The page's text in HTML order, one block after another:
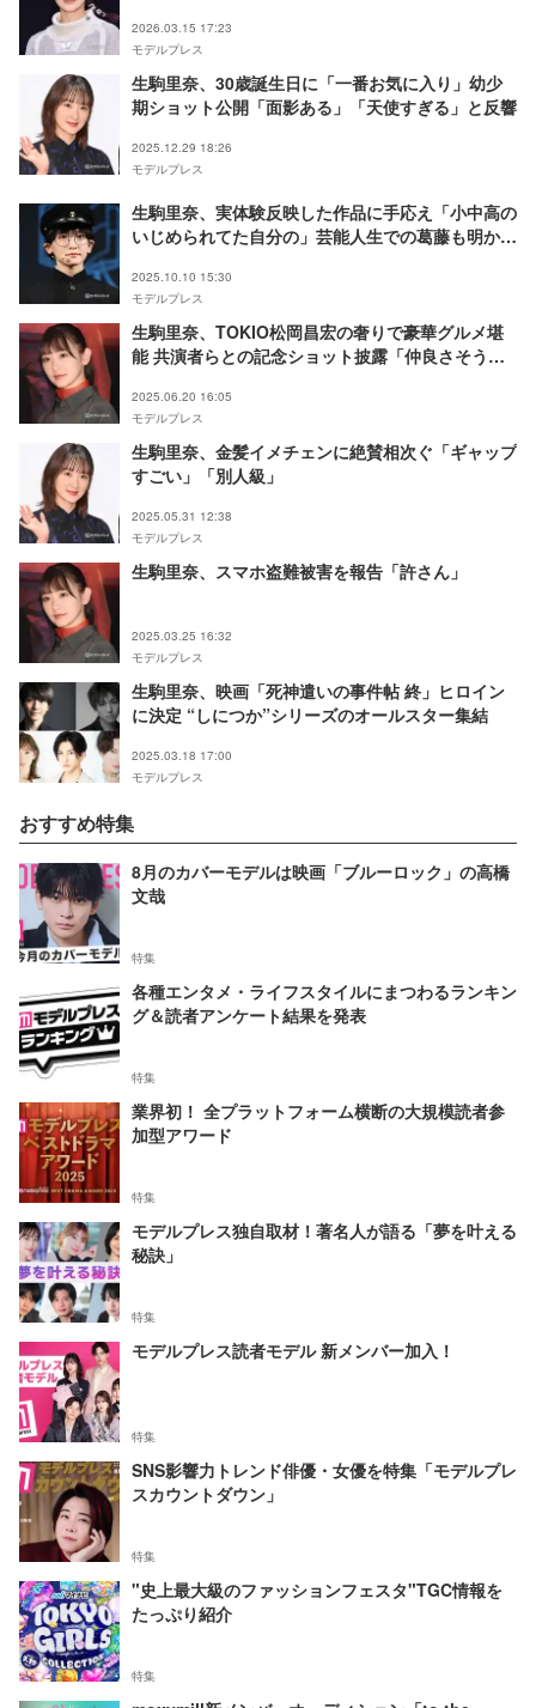
2026.03.15 17:23
モデルプレス
生駒里奈、30歳誕生日に「一番お気に入り」幼少
期ショット公開「面影ある」「天使すぎる」と反響
2025.12.29 18:26
モデルプレス
生駒里奈、実体験反映した作品に手応え「小中高の
いじめられてた自分の」芸能人生での葛藤も明かす
2025.10.10 15:30
モデルプレス
生駒里奈、TOKIO松岡昌宏の奢りで豪華グルメ堪
能 共演者らとの記念ショット披露「仲良さそうで
2025.06.20 16:05
モデルプレス
生駒里奈、金髪イメチェンに絶賛相次ぐ「ギャップ
すごい」「別人級」
2025.05.31 12:38
モデルプレス
生駒里奈、スマホ盗難被害を報告「許さん」
2025.03.25 16:32
モデルプレス
生駒里奈、映画「死神遣いの事件帖 終」ヒロイン
に決定 “しにつか”シリーズのオールスター集結
2025.03.18 17:00
モデルプレス
おすすめ特集
8月のカバーモデルは映画「ブルーロック」の高橋
文哉
特集
各種エンタメ・ライフスタイルにまつわるランキン
グ＆読者アンケート結果を発表
特集
業界初！ 全プラットフォーム横断の大規模読者参
加型アワード
特集
モデルプレス独自取材！著名人が語る「夢を叶える
秘訣」
特集
モデルプレス読者モデル 新メンバー加入！
特集
SNS影響力トレンド俳優・女優を特集「モデルプレ
スカウントダウン」
特集
"史上最大級のファッションフェスタ"TGC情報を
たっぷり紹介
特集